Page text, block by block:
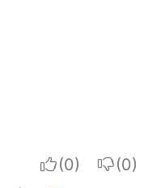
I apreciate
I do